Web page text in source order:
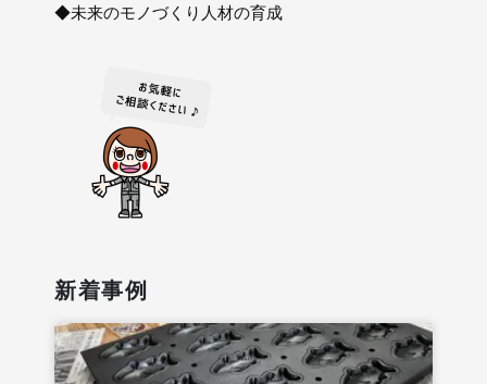
◆未来のモノづくり人材の育成
新着事例